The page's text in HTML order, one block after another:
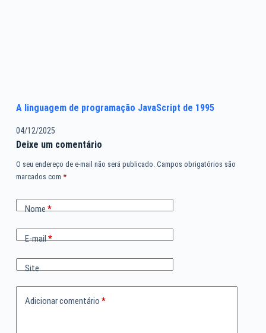
A linguagem de programação JavaScript de 1995
04/12/2025
Deixe um comentário
O seu endereço de e-mail não será publicado. Campos obrigatórios são
marcados com *
Nome*
E-mail*
Site
Adicionar comentário *